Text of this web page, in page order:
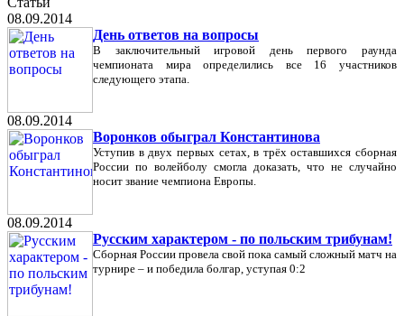
08.09.2014
День ответов на вопросы
В заключительный игровой день первого раунда
чемпионата мира определились все 16 участников
следующего этапа.
08.09.2014
Воронков обыграл Константинова
Уступив в двух первых сетах, в трёх оставшихся сборная
России по волейболу смогла доказать, что не случайно
носит звание чемпиона Европы.
08.09.2014
Русским характером - по польским трибунам!
Сборная России провела свой пока самый сложный матч на
турнире – и победила болгар, уступая 0:2